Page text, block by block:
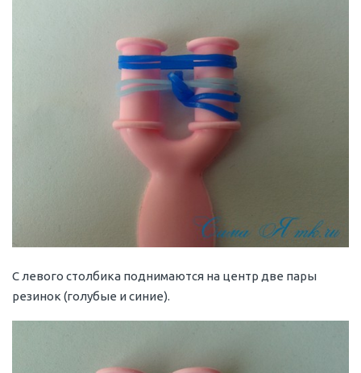
С левого столбика поднимаются на центр две пары
резинок (голубые и синие).